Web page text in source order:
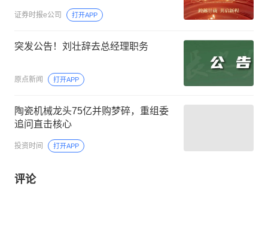
证券时报e公司 打开APP
突发公告！刘壮辞去总经理职务
原点新闻 打开APP
陶瓷机械龙头75亿并购梦碎，重组委
追问直击核心
投资时间 打开APP
评论